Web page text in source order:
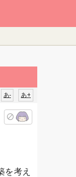
あ+
あ-
を考え